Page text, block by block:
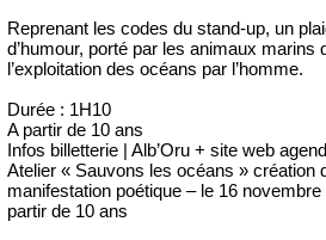
Reprenant les codes du stand-up, un
d’humour, porté par les animaux marins
l’exploitation des océans par l’homme.
Durée : 1H10
A partir de 10 ans
Infos billetterie | Alb’Oru + site web
Atelier « Sauvons les océans » création
manifestation poétique – le 16
partir de 10 ans